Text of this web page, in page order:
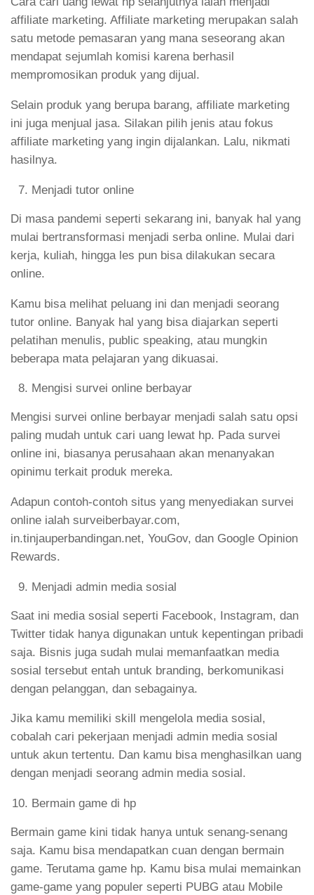
affiliate marketing. Affiliate marketing merupakan salah
satu metode pemasaran yang mana seseorang akan
mendapat sejumlah komisi karena berhasil
mempromosikan produk yang dijual.
Selain produk yang berupa barang, affiliate marketing
ini juga menjual jasa. Silakan pilih jenis atau fokus
affiliate marketing yang ingin dijalankan. Lalu, nikmati
hasilnya.
Menjadi tutor online
Di masa pandemi seperti sekarang ini, banyak hal yang
mulai bertransformasi menjadi serba online. Mulai dari
kerja, kuliah, hingga les pun bisa dilakukan secara
online.
Kamu bisa melihat peluang ini dan menjadi seorang
tutor online. Banyak hal yang bisa diajarkan seperti
pelatihan menulis, public speaking, atau mungkin
beberapa mata pelajaran yang dikuasai.
Mengisi survei online berbayar
Mengisi survei online berbayar menjadi salah satu opsi
paling mudah untuk cari uang lewat hp. Pada survei
online ini, biasanya perusahaan akan menanyakan
opinimu terkait produk mereka.
Adapun contoh-contoh situs yang menyediakan survei
online ialah surveiberbayar.com,
in.tinjauperbandingan.net, YouGov, dan Google Opinion
Rewards.
Menjadi admin media sosial
Saat ini media sosial seperti Facebook, Instagram, dan
Twitter tidak hanya digunakan untuk kepentingan pribadi
saja. Bisnis juga sudah mulai memanfaatkan media
sosial tersebut entah untuk branding, berkomunikasi
dengan pelanggan, dan sebagainya.
Jika kamu memiliki skill mengelola media sosial,
cobalah cari pekerjaan menjadi admin media sosial
untuk akun tertentu. Dan kamu bisa menghasilkan uang
dengan menjadi seorang admin media sosial.
Bermain game di hp
Bermain game kini tidak hanya untuk senang-senang
saja. Kamu bisa mendapatkan cuan dengan bermain
game. Terutama game hp. Kamu bisa mulai memainkan
game-game yang populer seperti PUBG atau Mobile